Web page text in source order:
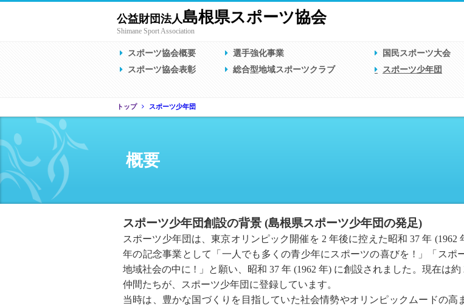
公益財団法人島根県スポーツ協会
Shimane Sport Association
スポーツ協会概要 選手強化事業 国民スポーツ大会
スポーツ協会表彰
総合型地域スポーツクラブ スポーツ少年団
トップ スポーツ少年団
概要
スポーツ少年団創設の背景 (島根県スポーツ少年団の発足)
スポーツ少年団は、東京オリンピック開催を 2 年後に控えた昭和 37 年 (1962
年の記念事業として「一人でも多くの青少年にスポーツの喜びを ! 」「ス
地域社会の中に ! 」と願い、昭和 37 年 (1962 年) に創設されました。現在は
仲間たちが、スポーツ少年団に登録しています。
当時は、豊かな国づくりを目指していた社会情勢やオリンピックムードの